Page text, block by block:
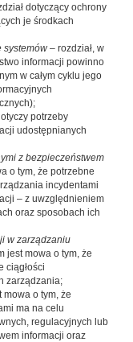
dotyczący ochrony
je środkach
systemów – rozdział, w
informacji powinno
w całym cyklu jego
potrzeby
udostępnianych
z bezpieczeństwem
o tym, że potrzebne
incydentami
– z uwzględnieniem
oraz sposobach ich
w zarządzaniu
jest mowa o tym, że
ciągłości
zarządzania;
mowa o tym, że
ma na celu
regulacyjnych lub
informacji oraz